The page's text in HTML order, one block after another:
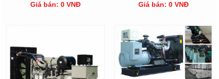
Giá bán: 0 VNĐ Giá bán: 0 VNĐ